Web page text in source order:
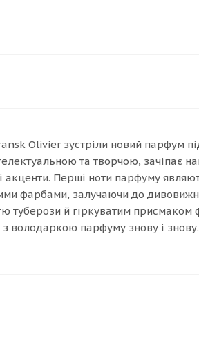
Olivier зустріли новий парфум
та творчою, зачіпає
акценти. Перші ноти парфуму
фарбами, залучаючи до
туберози й гіркуватим
з володаркою парфуму знову і знову.